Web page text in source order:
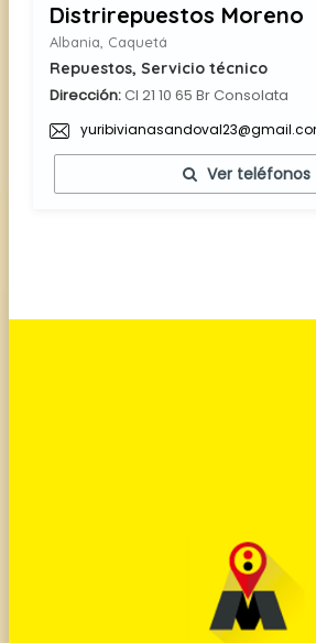
Distrirepuestos Moreno
Albania, Caquetá
Repuestos, Servicio técnico
Dirección:Cl 21 10 65 Br Consolata
Ver teléfonos